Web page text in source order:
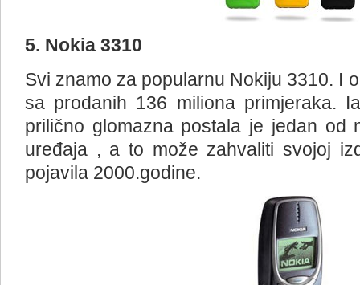
5. Nokia 3310
Svi znamo za popularnu Nokiju 3310. I
sa prodanih 136 miliona primjeraka.
prilično glomazna postala je jedan od
uređaja , a to može zahvaliti svojoj
pojavila 2000.godine.